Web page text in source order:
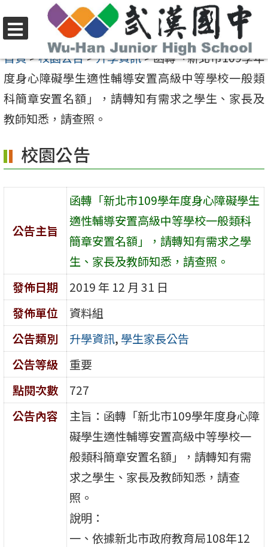
至
要
內
容
選
單
首頁>校園公告>升學資訊>函轉「新北市109學年
度身心障礙學生適性輔導安置高級中等學校一般類
科簡章安置名額」，請轉知有需求之學生、家長及
教師知悉，請查照。
校園公告
公告主旨
函轉「新北市109學年度身心障礙學生
適性輔導安置高級中等學校一般類科
簡章安置名額」，請轉知有需求之學
生、家長及教師知悉，請查照。
發佈日期
2019 年 12 月 31 日
發佈單位
資料組
公告類別
升學資訊, 學生家長公告
公告等級
重要
點閱次數
727
公告內容
主旨：函轉「新北市109學年度身心障
礙學生適性輔導安置高級中等學校一
般類科簡章安置名額」，請轉知有需
求之學生、家長及教師知悉，請查
照。
說明：
一、依據新北市政府教育局108年12